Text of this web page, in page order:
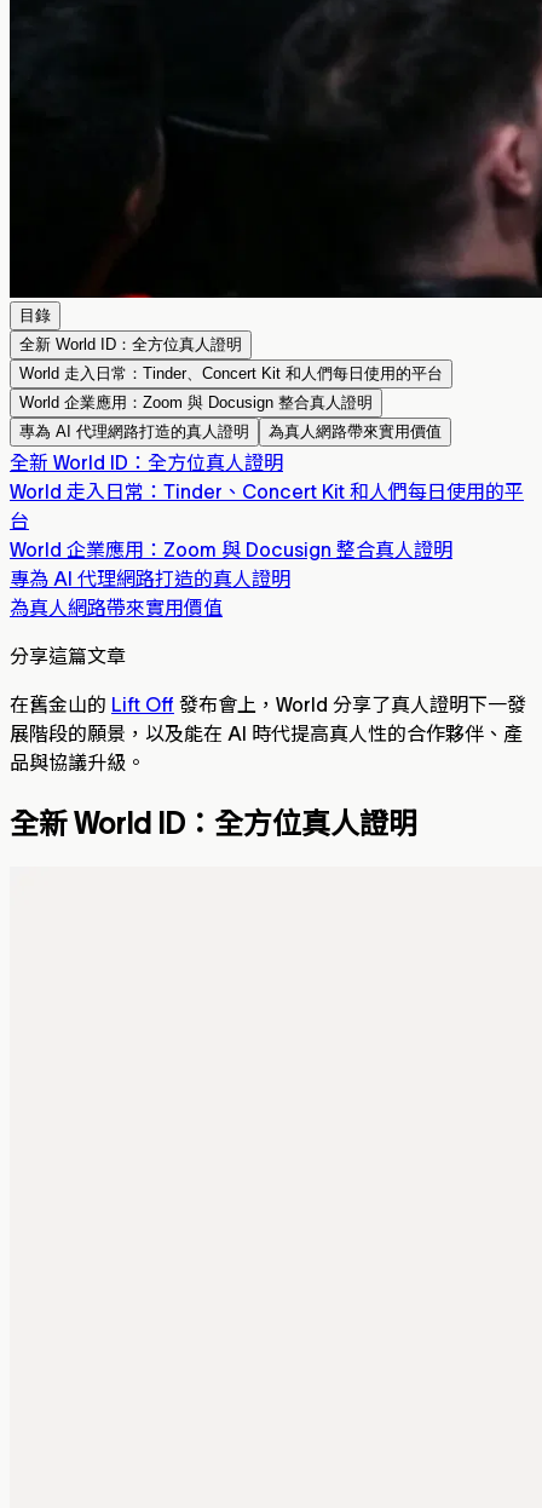
目錄
全新 World ID：全方位真人證明
World 走入日常：Tinder、Concert Kit 和人們每日使用的平台
World 企業應用：Zoom 與 Docusign 整合真人證明
專為 AI 代理網路打造的真人證明
為真人網路帶來實用價值
全新 World ID：全方位真人證明
World 走入日常：Tinder、Concert Kit 和人們每日使用的平
台
World 企業應用：Zoom 與 Docusign 整合真人證明
專為 AI 代理網路打造的真人證明
為真人網路帶來實用價值
分享這篇文章
在舊金山的 Lift Off 發布會上，World 分享了真人證明下一發
展階段的願景，以及能在 AI 時代提高真人性的合作夥伴、產
品與協議升級。
全新 World ID：全方位真人證明